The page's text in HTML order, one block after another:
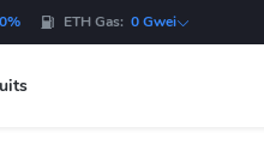
ETH Gas: 0 Gwei